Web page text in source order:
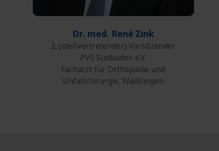
Dr. med. René Zink
2. (stellvertretender) Vorsitzender
PVS Südbaden e.V.
Facharzt für Orthopädie und
Unfallchirurgie, Waiblingen